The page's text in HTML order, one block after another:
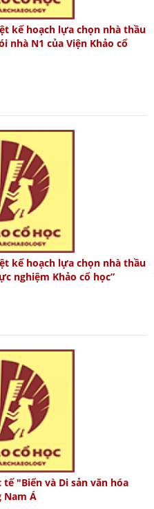
kế hoạch lựa chọn nhà thầu
nhà N1 của Viện Khảo cổ
kế hoạch lựa chọn nhà thầu
nghiệm Khảo cổ học”
"Biển và Di sản văn hóa
Nam Á